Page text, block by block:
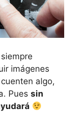
imágenes
algo,
Pues sin